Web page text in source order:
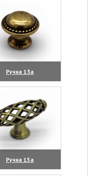
Ручка 13а
(увеличить)
Ручка 15а
(увеличить)